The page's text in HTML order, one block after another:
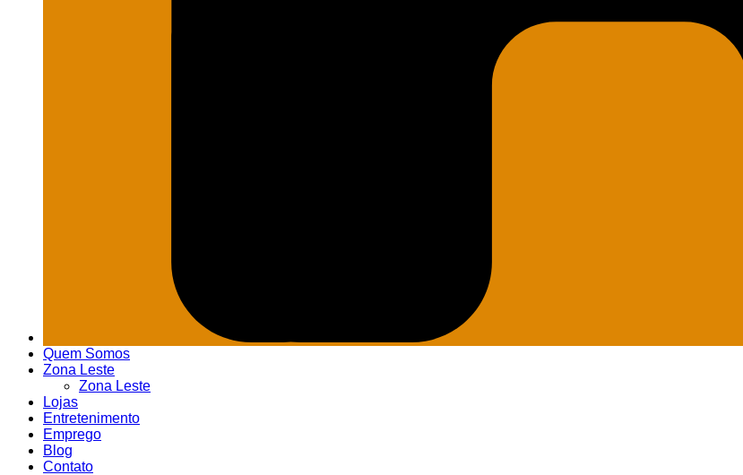
Quem Somos
Zona Leste
Zona Leste
Lojas
Entretenimento
Emprego
Blog
Contato